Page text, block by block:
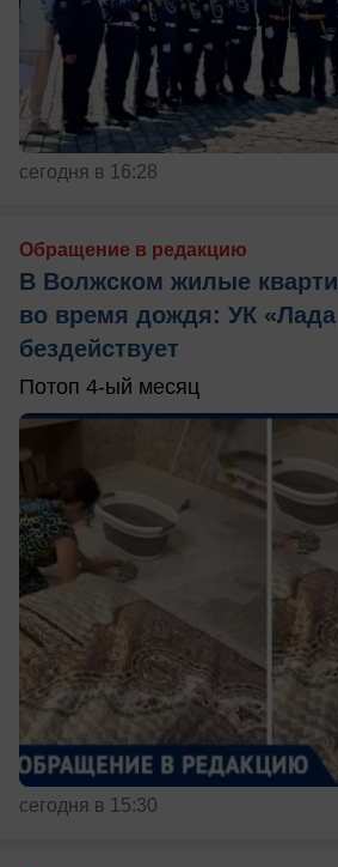
сегодня в 16:28
Обращение в редакцию
В Волжском жилые
во время дождя: УК
бездействует
Потоп 4-ый месяц
сегодня в 15:30